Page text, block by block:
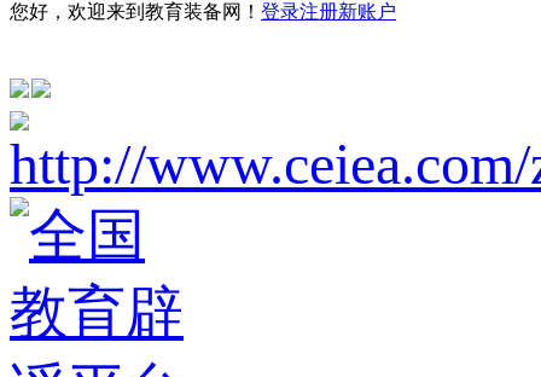
您好，欢迎来到教育装备网！ 登录注册新账户